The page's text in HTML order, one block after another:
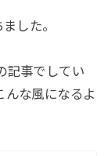
した。
記事でしてい
んな風になるよ